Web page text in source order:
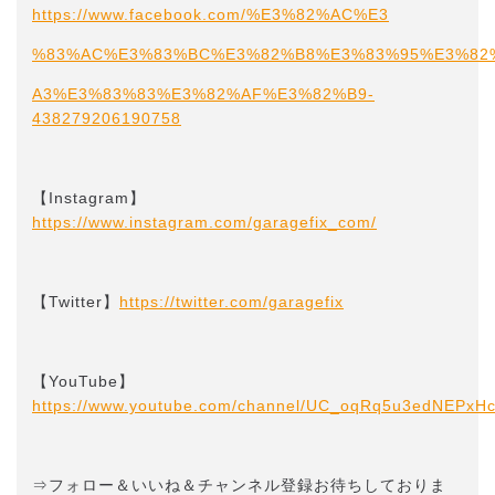
https://www.facebook.com/%E3%82%AC%E3
A3%E3%83%83%E3%82%AF%E3%82%B9-
438279206190758
【Instagram】
https://www.instagram.com/garagefix_com/
【Twitter】 https://twitter.com/garagefix
【YouTube】
https://www.youtube.com/channel/
⇒フォロー＆いいね＆チャンネル登録お待ちしておりま